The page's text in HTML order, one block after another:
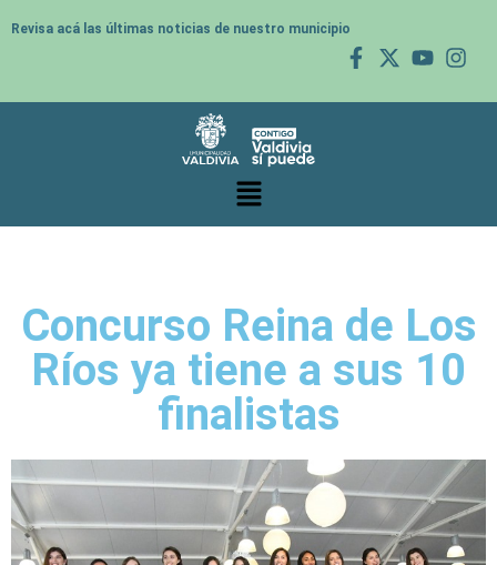
Revisa acá las últimas noticias de nuestro municipio
Concurso Reina de Los
Ríos ya tiene a sus 10
finalistas